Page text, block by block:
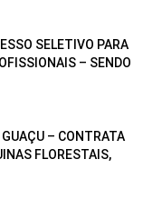
SELETIVO PARA
– SENDO
– CONTRATA
FLORESTAIS,